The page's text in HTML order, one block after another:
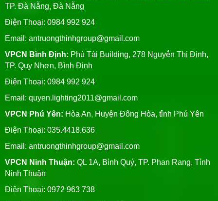
TP. Đà Nẵng, Đà Nẵng
Điện Thoại: 0984 992 924
Email: antruongthinhgroup@gmail.com
VPCN Bình Định: Phú Tài Building, 278 Nguyễn Thị Định,
TP. Quy Nhơn, Bình Định
Điện Thoại: 0984 992 924
Email: quyen.lighting2011@gmail.com
VPCN Phú Yên: Hòa An, Huyện Đông Hòa, tỉnh Phú Yên
Điện Thoại: 035.4418.636
Email: antruongthinhgroup@gmail.com
VPCN Ninh Thuận: QL 1A, Bình Quý, TP. Phan Rang, Tỉnh
Ninh Thuận
Điện Thoại: 0972 963 738